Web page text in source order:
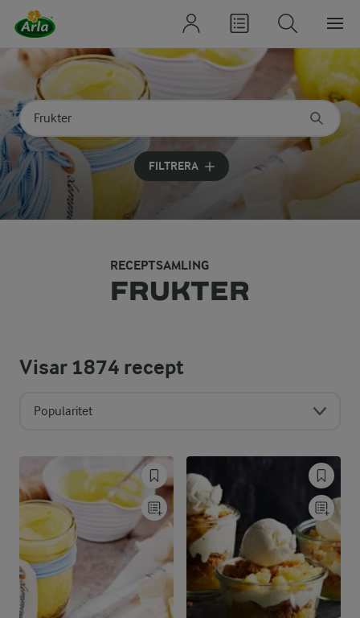
Sök på kategori eller ingrediens
Skriv in sökord för att få förslag
FILTRERA
RECEPTSAMLING
FRUKTER
Visar1874 recept
Popularitet